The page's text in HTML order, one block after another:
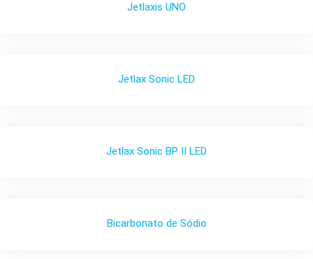
Jetlaxis UNO
Jetlax Sonic LED
Jetlax Sonic BP II LED
Bicarbonato de Sódio